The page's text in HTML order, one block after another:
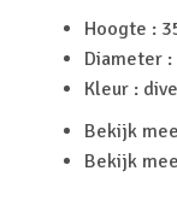
Hoogte :
Diameter
Kleur :
Bekijk
Bekijk